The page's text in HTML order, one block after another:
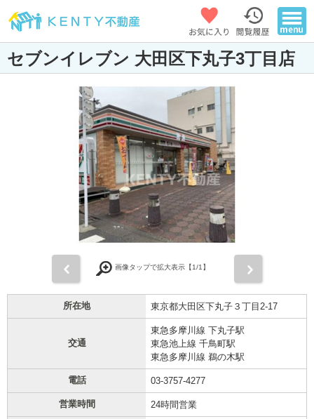
セブンイレブン 大田区下丸子3丁目店
画像タップで拡大表示【1/1】
所在地 東京都大田区下丸子３丁目2-17
交通
東急多摩川線 下丸子駅
東急池上線 千鳥町駅
東急多摩川線 鵜の木駅
電話 03-3757-4277
営業時間 24時間営業